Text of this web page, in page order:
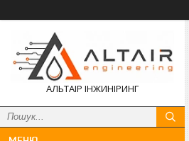
АЛЬТАІР ІНЖИНІРИНГ